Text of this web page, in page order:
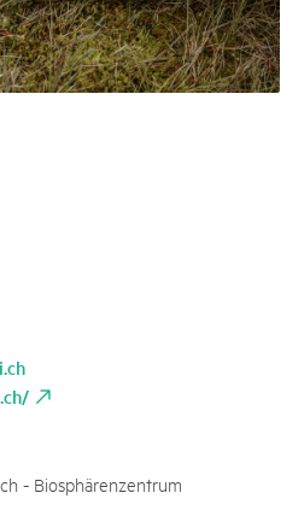
- Biosphärenzentrum